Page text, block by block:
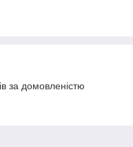
за домовленістю